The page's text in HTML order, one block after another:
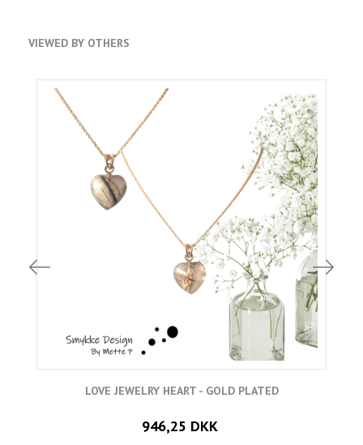
VIEWED BY OTHERS
LOVE JEWELRY HEART - GOLD PLATED
946,25 DKK